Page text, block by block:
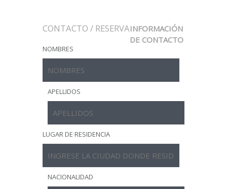
CONTACTO / RESERVAINFORMACIÓN
DE CONTACTO
NOMBRES
APELLIDOS
LUGAR DE RESIDENCIA
NACIONALIDAD